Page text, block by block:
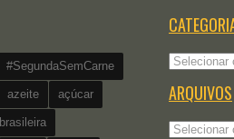
#SegundaSemCarne
azeite açúcar
brasileira
Categorias
ARQUIVOS
Arquivos